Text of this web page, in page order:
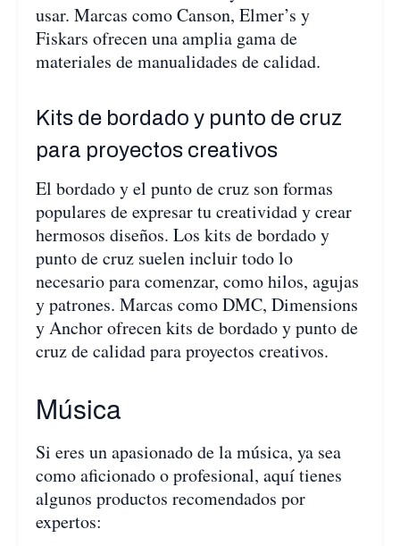
usar. Marcas como Canson, Elmer’s y
Fiskars ofrecen una amplia gama de
materiales de manualidades de calidad.
Kits de bordado y punto de cruz
para proyectos creativos
El bordado y el punto de cruz son formas
populares de expresar tu creatividad y crear
hermosos diseños. Los kits de bordado y
punto de cruz suelen incluir todo lo
necesario para comenzar, como hilos, agujas
y patrones. Marcas como DMC, Dimensions
y Anchor ofrecen kits de bordado y punto de
cruz de calidad para proyectos creativos.
Música
Si eres un apasionado de la música, ya sea
como aficionado o profesional, aquí tienes
algunos productos recomendados por
expertos: